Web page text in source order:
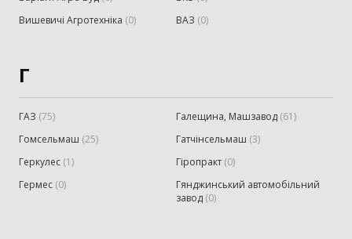
Вишевичі Агротехніка (0) ВАЗ (0)
Г
ГАЗ (75) Галещина, Машзавод (61)
Гомсельмаш (25) Гатчінсельмаш (3)
Геркулес (1) Гіропракт (0)
Гермес (0)
Гянджинський автомобільний
завод (0)